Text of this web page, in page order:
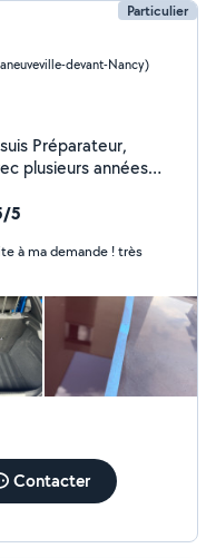
Particulier
devant-Nancy)
Préparateur,
plusieurs années
à me contacter.
5
ma demande ! très
Contacter